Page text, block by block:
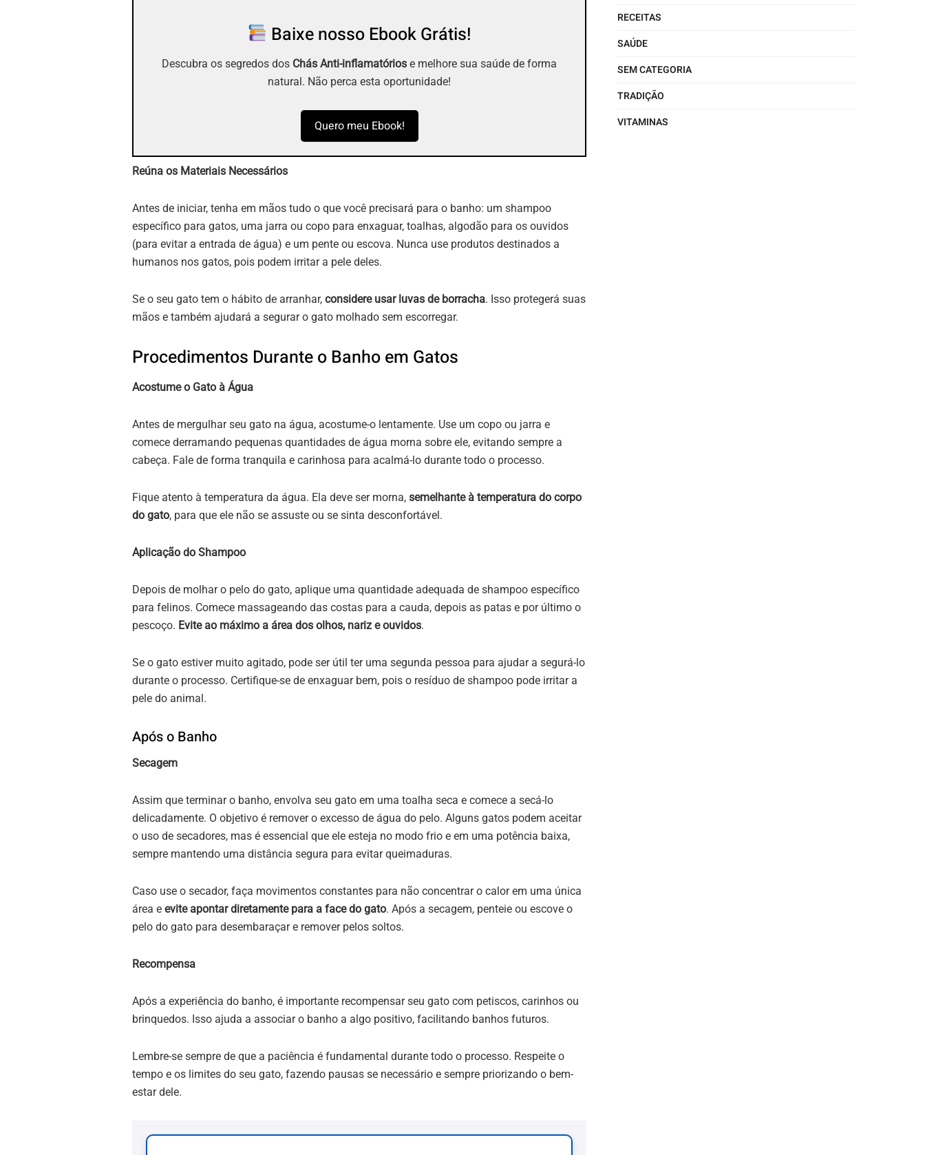
Baixe nosso Ebook Grátis!
Descubra os segredos dos Chás Anti-inflamatórios e melhore sua saúde de forma
natural. Não perca esta oportunidade!
Quero meu Ebook!
Reúna os Materiais Necessários
Antes de iniciar, tenha em mãos tudo o que você precisará para o banho: um shampoo
específico para gatos, uma jarra ou copo para enxaguar, toalhas, algodão para os ouvidos
(para evitar a entrada de água) e um pente ou escova. Nunca use produtos destinados a
humanos nos gatos, pois podem irritar a pele deles.
Se o seu gato tem o hábito de arranhar, considere usar luvas de borracha. Isso protegerá suas
mãos e também ajudará a segurar o gato molhado sem escorregar.
Procedimentos Durante o Banho em Gatos
Acostume o Gato à Água
Antes de mergulhar seu gato na água, acostume-o lentamente. Use um copo ou jarra e
comece derramando pequenas quantidades de água morna sobre ele, evitando sempre a
cabeça. Fale de forma tranquila e carinhosa para acalmá-lo durante todo o processo.
Fique atento à temperatura da água. Ela deve ser morna, semelhante à temperatura do corpo
do gato, para que ele não se assuste ou se sinta desconfortável.
Aplicação do Shampoo
Depois de molhar o pelo do gato, aplique uma quantidade adequada de shampoo específico
para felinos. Comece massageando das costas para a cauda, depois as patas e por último o
pescoço. Evite ao máximo a área dos olhos, nariz e ouvidos.
Se o gato estiver muito agitado, pode ser útil ter uma segunda pessoa para ajudar a segurá-lo
durante o processo. Certifique-se de enxaguar bem, pois o resíduo de shampoo pode irritar a
pele do animal.
Após o Banho
Secagem
Assim que terminar o banho, envolva seu gato em uma toalha seca e comece a secá-lo
delicadamente. O objetivo é remover o excesso de água do pelo. Alguns gatos podem aceitar
o uso de secadores, mas é essencial que ele esteja no modo frio e em uma potência baixa,
sempre mantendo uma distância segura para evitar queimaduras.
Caso use o secador, faça movimentos constantes para não concentrar o calor em uma única
área e evite apontar diretamente para a face do gato. Após a secagem, penteie ou escove o
pelo do gato para desembaraçar e remover pelos soltos.
Recompensa
Após a experiência do banho, é importante recompensar seu gato com petiscos, carinhos ou
brinquedos. Isso ajuda a associar o banho a algo positivo, facilitando banhos futuros.
Lembre-se sempre de que a paciência é fundamental durante todo o processo. Respeite o
tempo e os limites do seu gato, fazendo pausas se necessário e sempre priorizando o bem-
estar dele.
RECEITAS
SAÚDE
SEM CATEGORIA
TRADIÇÃO
VITAMINAS